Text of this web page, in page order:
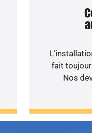
fait
Nos